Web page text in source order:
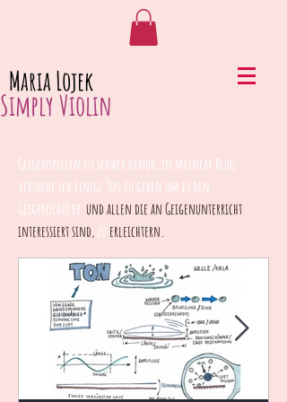
Simply Violin
Maria Lojek
Geigenspielen ist schwer genug, in meinem Blog
versuche ich einige Tips zu geben um es den
Geigenschüler und allen die an Geigenunterricht
interessiert sind, zu erleichtern.